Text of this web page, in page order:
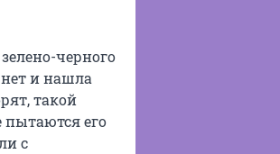
черного
и нашла
такой
пытаются его
с